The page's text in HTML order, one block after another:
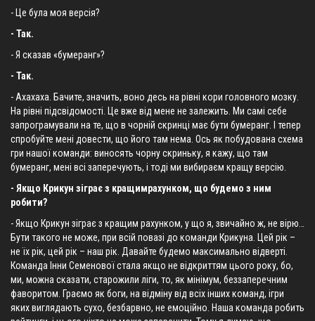
- Це була моя версія?
- Так.
- Я сказав «бумеранг»?
- Так.
- Ахахаха. Бачите, значить, воно десь на рівні кори головного мозку.
На рівні підсвідомості. Це вже від мене не залежить. Ми самі себе
запрограмували на те, що в чорній скринці має бути бумеранг. І тепер
спробуйте мені довести, що його там нема. Ось як побудована схема
гри нашої команди: виносять чорну скриньку, я кажу, що там
бумеранг, мені всі заперечують, і тоді ми вибираєм кращу версію.
- Якщо Крикун зіграє з кращимрахунком, що будемо з ним
робити?
- Якщо Крикун зіграє з кращим рахунком, у що я, звичайно ж, не вірю…
Бути такого не може, при всій повазі до команди Крикуна. Цей рік –
не їх рік, цей рік – наш рік. Давайте будемо максимально відверті.
Команда Інни Семенової стала якщо не відкриттям цього року, бо,
ми, можна сказати, старожили ліги, то, як мінімум, беззаперечним
фаворитом. Граємо як боги, на відміну від всіх інших команд, ігри
яких виглядають сухо, безбарвно, не емоційно. Наша команда робить